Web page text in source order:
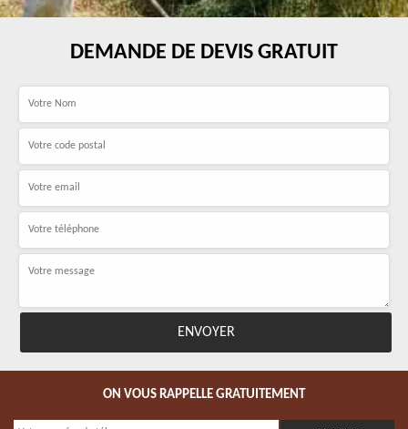
DEMANDE DE DEVIS GRATUIT
ON VOUS RAPPELLE GRATUITEMENT